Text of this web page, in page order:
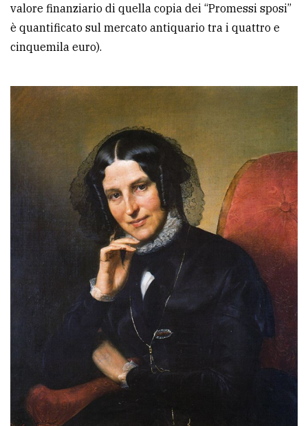
valore finanziario di quella copia dei “Promessi sposi”
è quantificato sul mercato antiquario tra i quattro e
cinquemila euro).